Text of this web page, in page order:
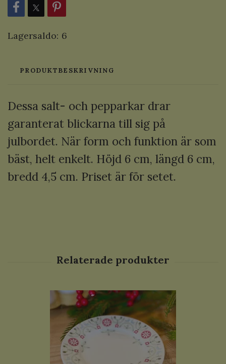
Lagersaldo: 6
PRODUKTBESKRIVNING
Dessa salt- och pepparkar drar
garanterat blickarna till sig på
julbordet. När form och funktion är som
bäst, helt enkelt. Höjd 6 cm, längd 6 cm,
bredd 4,5 cm. Priset är för setet.